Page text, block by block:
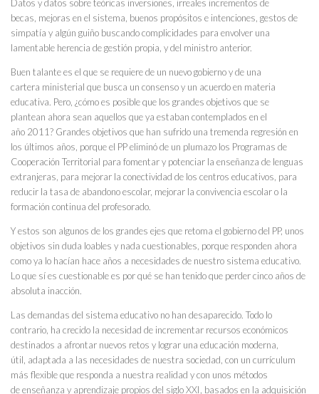
Datos y datos sobre teóricas inversiones, irreales incrementos de
becas, mejoras en el sistema, buenos propósitos e intenciones, gestos de
simpatía y algún guiño buscando complicidades para envolver una
lamentable herencia de gestión propia, y del ministro anterior.
Buen talante es el que se requiere de un nuevo gobierno y de una
cartera ministerial que busca un consenso y un acuerdo en materia
educativa. Pero, ¿cómo es posible que los grandes objetivos que se
plantean ahora sean aquellos que ya estaban contemplados en el
año 2011? Grandes objetivos que han sufrido una tremenda regresión en
los últimos años, porque el PP eliminó de un plumazo los Programas de
Cooperación Territorial para fomentar y potenciar la enseñanza de lenguas
extranjeras, para mejorar la conectividad de los centros educativos, para
reducir la tasa de abandono escolar, mejorar la convivencia escolar o la
formación continua del profesorado.
Y estos son algunos de los grandes ejes que retoma el gobierno del PP, unos
objetivos sin duda loables y nada cuestionables, porque responden ahora
como ya lo hacían hace años a necesidades de nuestro sistema educativo.
Lo que sí es cuestionable es por qué se han tenido que perder cinco años de
absoluta inacción.
Las demandas del sistema educativo no han desaparecido. Todo lo
contrario, ha crecido la necesidad de incrementar recursos económicos
destinados a afrontar nuevos retos y lograr una educación moderna,
útil, adaptada a las necesidades de nuestra sociedad, con un currículum
más flexible que responda a nuestra realidad y con unos métodos
de enseñanza y aprendizaje propios del siglo XXI, basados en la adquisición